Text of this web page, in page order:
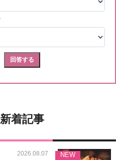
新着記事
2026.08.07 NEW